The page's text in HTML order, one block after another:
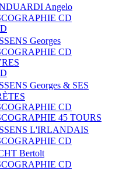
Angelo
CD
Georges
CD
Georges & SES
CD
45 TOURS
L'IRLANDAIS
CD
Bertolt
CD